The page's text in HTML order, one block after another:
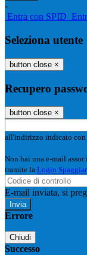
-
Entra con SPID
Seleziona utente
button close ×
Recupero
button close ×
all'indirizzo indicato con
Non hai una e-mail
tramite la Login
E-mail inviata, si
Errore
Chiudi
Successo